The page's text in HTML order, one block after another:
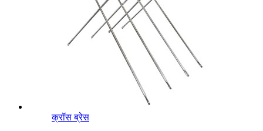
क्रॉस ब्रेस